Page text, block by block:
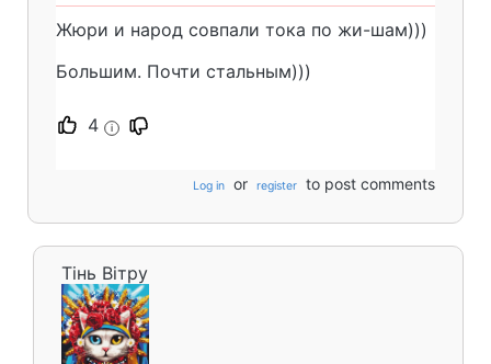
Жюри и народ совпали тока по жи-шам)))
Большим. Почти стальным)))
4 i
Log in or register to post comments
Тінь Вітру